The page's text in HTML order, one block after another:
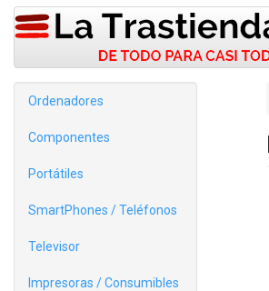
Ordenadores
Componentes
Portátiles
SmartPhones / Teléfonos
Televisor
Impresoras / Consumibles